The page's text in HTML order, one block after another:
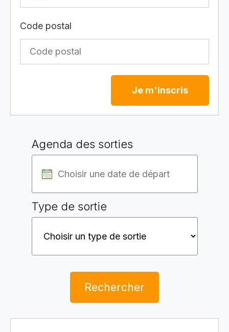
Code postal
Je m'inscris
Agenda des sorties
Type de sortie
Rechercher